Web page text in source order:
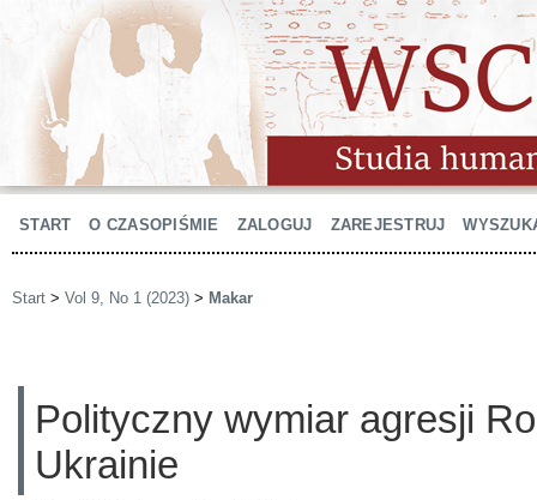
START O CZASOPIŚMIE ZALOGUJ ZAREJESTRUJ
Start > Vol 9, No 1 (2023) > Makar
Polityczny wymiar agresji
Ukrainie